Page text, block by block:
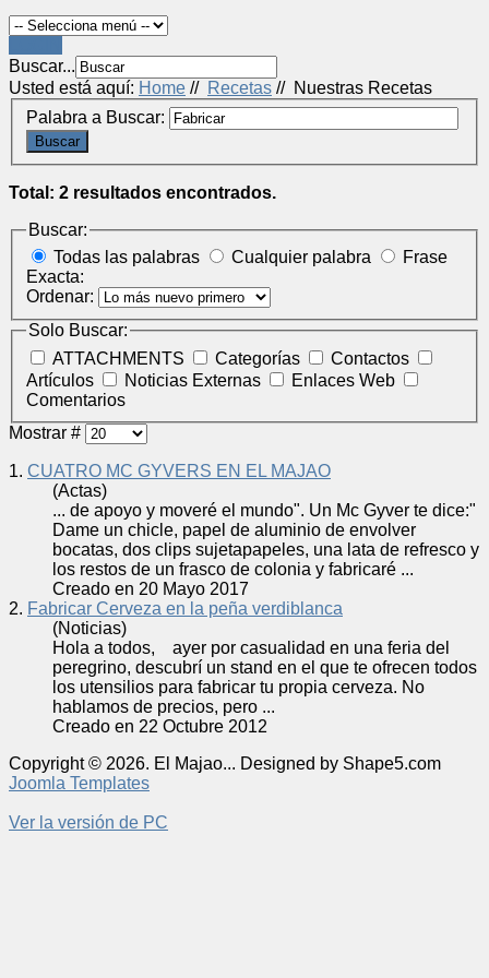
Buscar...
Usted está aquí: Home // Recetas // Nuestras Recetas
Palabra a Buscar:
Buscar
Total: 2 resultados encontrados.
Buscar:
Todas las palabras
Cualquier palabra
Frase
Exacta:
Ordenar:
Solo Buscar:
ATTACHMENTS
Categorías
Contactos
Artículos
Noticias Externas
Enlaces Web
Comentarios
Mostrar #
1. CUATRO MC GYVERS EN EL MAJAO
(Actas)
... de apoyo y moveré el mundo". Un Mc Gyver te dice:"
Dame un chicle, papel de aluminio de envolver
bocatas, dos clips sujetapapeles, una lata de refresco y
los restos de un frasco de colonia y fabricaré ...
Creado en 20 Mayo 2017
2. Fabricar Cerveza en la peña verdiblanca
(Noticias)
Hola a todos, ayer por casualidad en una feria del
peregrino, descubrí un stand en el que te ofrecen todos
los utensilios para fabricar tu propia cerveza. No
hablamos de precios, pero ...
Creado en 22 Octubre 2012
Copyright © 2026. El Majao... Designed by Shape5.com
Joomla Templates
Ver la versión de PC